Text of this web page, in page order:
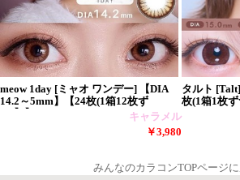
meow 1day [ミャオ ワンデー] 【DIA
14.2～5mm】【24枚(1箱12枚ず
キャラメル
￥3,980
タルト
枚(1箱1枚ず
みんなのカラコンTOPページ